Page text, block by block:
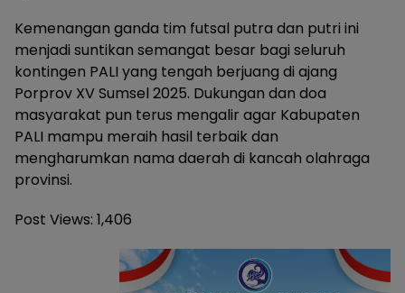
Kemenangan ganda tim futsal putra dan putri ini
menjadi suntikan semangat besar bagi seluruh
kontingen PALI yang tengah berjuang di ajang
Porprov XV Sumsel 2025. Dukungan dan doa
masyarakat pun terus mengalir agar Kabupaten
PALI mampu meraih hasil terbaik dan
mengharumkan nama daerah di kancah olahraga
provinsi.
Post Views: 1,406